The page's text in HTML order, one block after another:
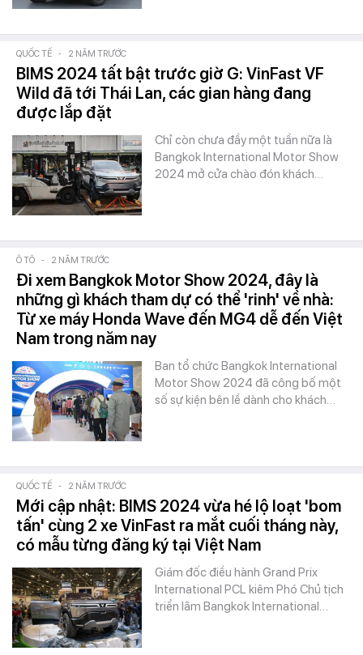
QUỐC TẾ - 2 NĂM TRƯỚC
BIMS 2024 tất bật trước giờ G: VinFast VF
Wild đã tới Thái Lan, các gian hàng đang
được lắp đặt
Chỉ còn chưa đầy một tuần nữa là
Bangkok International Motor Show
2024 mở cửa chào đón khách…
Ô TÔ - 2 NĂM TRƯỚC
Đi xem Bangkok Motor Show 2024, đây là
những gì khách tham dự có thể 'rinh' về nhà:
Từ xe máy Honda Wave đến MG4 dễ đến Việt
Nam trong năm nay
Ban tổ chức Bangkok International
Motor Show 2024 đã công bố một
số sự kiện bên lề dành cho khách…
QUỐC TẾ - 2 NĂM TRƯỚC
Mới cập nhật: BIMS 2024 vừa hé lộ loạt 'bom
tấn' cùng 2 xe VinFast ra mắt cuối tháng này,
có mẫu từng đăng ký tại Việt Nam
Giám đốc điều hành Grand Prix
International PCL kiêm Phó Chủ tịch
triển lãm Bangkok International…